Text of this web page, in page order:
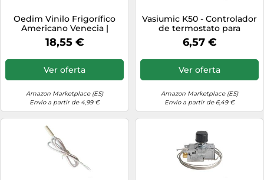
Oedim Vinilo Frigorífico
Americano Venecia |
90x180cm | Varias Medidas |
Pegatinas de Nevera
Vinilo Nevera
18,55 €
Ver oferta
Amazon Marketplace (ES)
Envío a partir de 4,99 €
Vasiumic K50 - Controlador
de termostato para
refrigerador para unidades
de refrigeración, vitrinas y
220-250 V, conexión de 3
pines, sonda de 90 cm,
6,57 €
Ver oferta
Amazon Marketplace (ES)
Envío a partir de 6,49 €